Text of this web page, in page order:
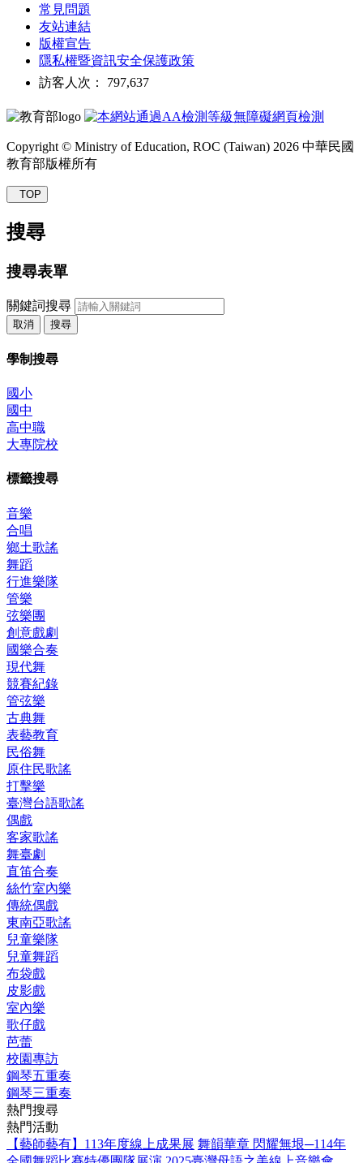
常見問題
友站連結
版權宣告
隱私權暨資訊安全保護政策
訪客人次： 797,637
Copyright © Ministry of Education, ROC (Taiwan) 2026 中華民國
教育部版權所有
TOP
搜尋
搜尋表單
關鍵詞搜尋
取消 搜尋
學制搜尋
國小
國中
高中職
大專院校
標籤搜尋
音樂
合唱
鄉土歌謠
舞蹈
行進樂隊
管樂
弦樂團
創意戲劇
國樂合奏
現代舞
競賽紀錄
管弦樂
古典舞
表藝教育
民俗舞
原住民歌謠
打擊樂
臺灣台語歌謠
偶戲
客家歌謠
舞臺劇
直笛合奏
絲竹室內樂
傳統偶戲
東南亞歌謠
兒童樂隊
兒童舞蹈
布袋戲
皮影戲
室內樂
歌仔戲
芭蕾
校園專訪
鋼琴五重奏
鋼琴三重奏
熱門搜尋
熱門活動
【藝師藝有】113年度線上成果展 舞韻華章 閃耀無垠─114年